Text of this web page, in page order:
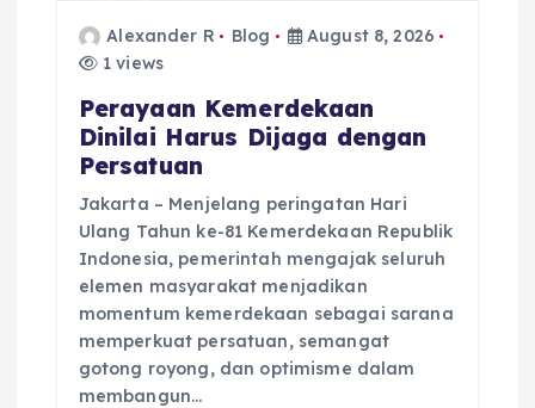
Alexander R Blog
August 8, 2026
1 views
Perayaan Kemerdekaan
Dinilai Harus Dijaga dengan
Persatuan
Jakarta – Menjelang peringatan Hari
Ulang Tahun ke-81 Kemerdekaan Republik
Indonesia, pemerintah mengajak seluruh
elemen masyarakat menjadikan
momentum kemerdekaan sebagai sarana
memperkuat persatuan, semangat
gotong royong, dan optimisme dalam
membangun…